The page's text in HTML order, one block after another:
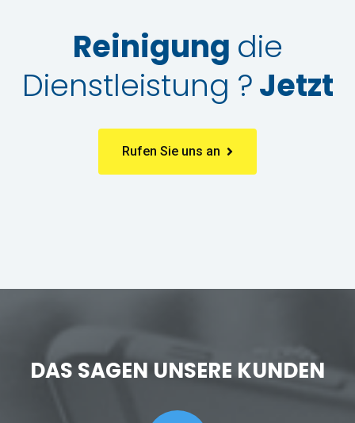
Reinigung die
Dienstleistung ?Jetzt
Rufen Sie uns an
DAS SAGEN UNSERE KUNDEN